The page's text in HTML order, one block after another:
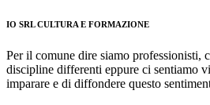
IO SRL CULTURA E FORMAZIONE
Per il comune dire siamo professionisti,
discipline differenti eppure ci sentiamo
imparare e di diffondere questo